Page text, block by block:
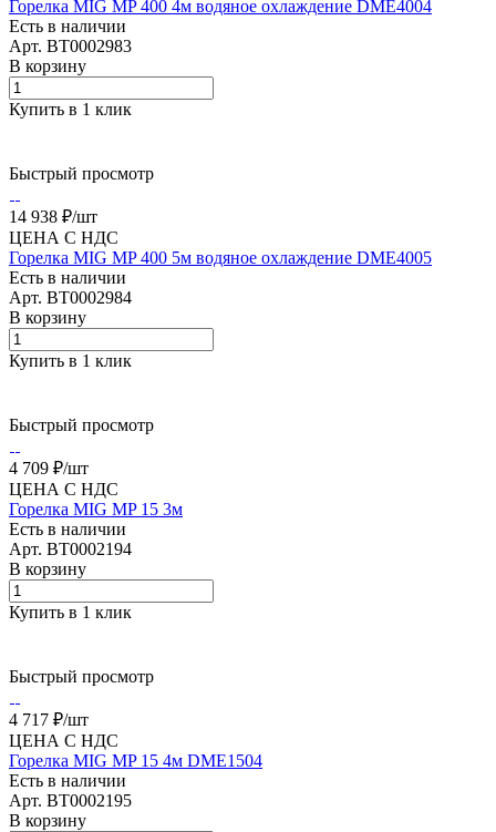
Горелка MIG MP 400 4м водяное охлаждение DME4004
Есть в наличии
Арт. BT0002983
В корзину
Купить в 1 клик
Быстрый просмотр
14 938 ₽/шт
ЦЕНА С НДС
Горелка MIG MP 400 5м водяное охлаждение DME4005
Есть в наличии
Арт. BT0002984
В корзину
Купить в 1 клик
Быстрый просмотр
4 709 ₽/шт
ЦЕНА С НДС
Горелка MIG MP 15 3м
Есть в наличии
Арт. BT0002194
В корзину
Купить в 1 клик
Быстрый просмотр
4 717 ₽/шт
ЦЕНА С НДС
Горелка MIG MP 15 4м DME1504
Есть в наличии
Арт. BT0002195
В корзину